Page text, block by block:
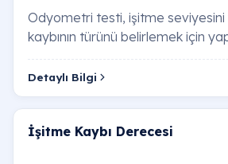
Odyometri testi, işitme seviyesini
kaybının türünü belirlemek için
testidir. Kulak Burun Boğaz (KBB)
Detaylı Bilgi
İşitme Kaybı Derecesi